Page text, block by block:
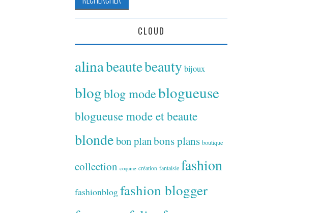
CLOUD
alinabeautebeauty bijoux
blogblog modeblogueuse
blogueuse mode et beaute
blondebon planbons plans boutique
collection coquine création fantaisie fashion
fashionblogfashion blogger